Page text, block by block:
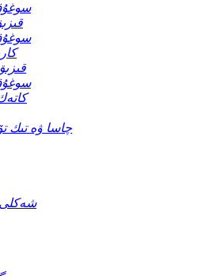
سوغۇق
سوغۇق
سوغۇق
چاسا ۋە تىك
شەكلى